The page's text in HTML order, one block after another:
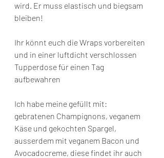
wird. Er muss elastisch und biegsam
bleiben!
Ihr könnt euch die Wraps vorbereiten
und in einer luftdicht verschlossen
Tupperdose für einen Tag
aufbewahren
Ich habe meine gefüllt mit:
gebratenen Champignons, veganem
Käse und gekochten Spargel,
ausserdem mit veganem Bacon und
Avocadocreme, diese findet ihr auch